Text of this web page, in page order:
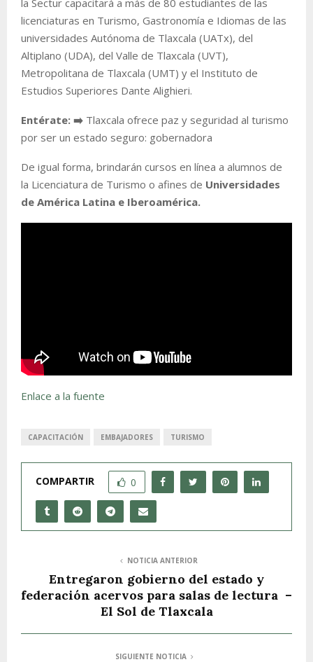
licenciaturas en Turismo, Gastronomía e Idiomas de las
universidades Autónoma de Tlaxcala (UATx), del
Altiplano (UDA), del Valle de Tlaxcala (UVT),
Metropolitana de Tlaxcala (UMT) y el Instituto de
Estudios Superiores Dante Alighieri.
Entérate: ➡️ Tlaxcala ofrece paz y seguridad al turismo
por ser un estado seguro: gobernadora
De igual forma, brindarán cursos en línea a alumnos de
la Licenciatura de Turismo o afines de Universidades
de América Latina e Iberoamérica.
Enlace a la fuente
CAPACITACIÓN EMBAJADORES TURISMO
COMPARTIR 0
NOTICIA ANTERIOR
Entregaron gobierno del estado y
federación acervos para salas de lectura –
El Sol de Tlaxcala
SIGUIENTE NOTICIA